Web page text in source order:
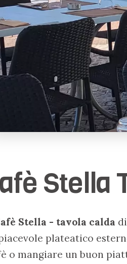
Stella
Stella - tavola calda
plateatico
o mangiare un buon